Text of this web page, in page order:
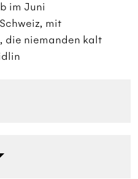
im Juni
mit
die niemanden kalt